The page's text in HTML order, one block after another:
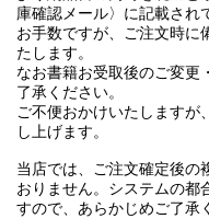
庫確認メール〉に記載され
お手数ですが、ご注文時に
たします。
なお書籍お受取後のご変更
了承ください。
ご不便おかけいたしますが
し上げます。
当店では、ご注文確定後の
おりません。システムの都
すので、あらかじめご了承